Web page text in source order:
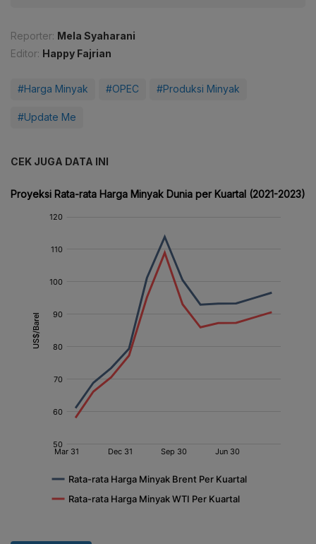
Reporter: Mela Syaharani
Editor: Happy Fajrian
#Harga Minyak #OPEC #Produksi Minyak
#Update Me
CEK JUGA DATA INI